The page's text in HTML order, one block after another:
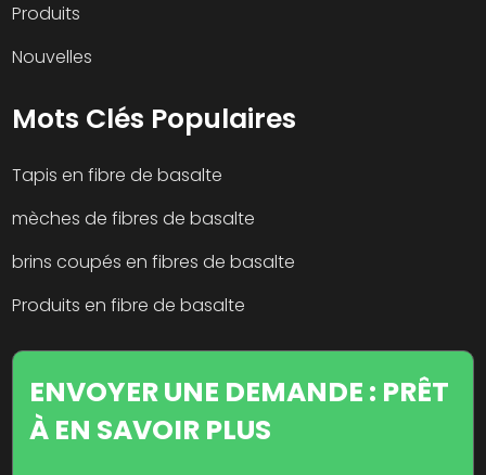
Produits
Nouvelles
Mots Clés Populaires
Tapis en fibre de basalte
mèches de fibres de basalte
brins coupés en fibres de basalte
Produits en fibre de basalte
ENVOYER UNE DEMANDE : PRÊT
À EN SAVOIR PLUS